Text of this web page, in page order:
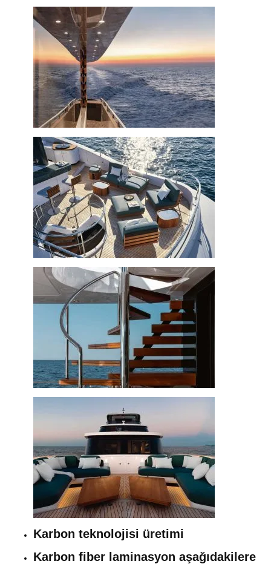
Karbon teknolojisi üretimi
Karbon fiber laminasyon aşağıdakilere